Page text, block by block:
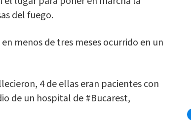
del fuego.
en menos de tres meses ocurrido en un
4 de ellas eran pacientes con
de un hospital de#Bucarest,